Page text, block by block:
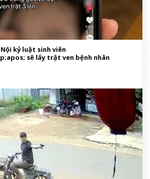
kỷ luật sinh viên
sẽ lấy trật ven bệnh nhân